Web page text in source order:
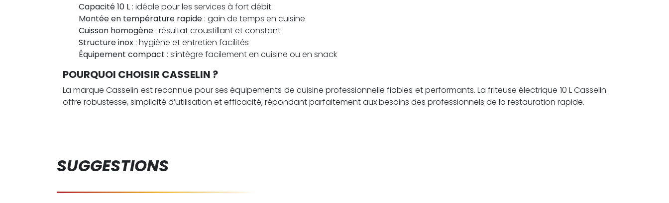
Capacité 10 L : idéale pour les services à fort débit
Montée en température rapide : gain de temps en cuisine
Cuisson homogène : résultat croustillant et constant
Structure inox : hygiène et entretien facilités
Équipement compact : s’intègre facilement en cuisine ou en snack
POURQUOI CHOISIR CASSELIN ?
La marque Casselin est reconnue pour ses équipements de cuisine professionnelle fiables et performants. La friteuse électrique 10 L Casselin
offre robustesse, simplicité d’utilisation et efficacité, répondant parfaitement aux besoins des professionnels de la restauration rapide.
SUGGESTIONS